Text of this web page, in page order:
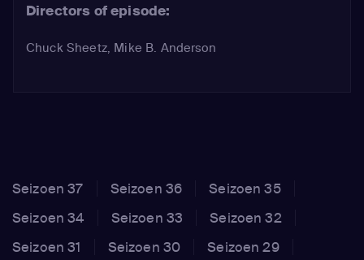
Directors of episode:
Chuck Sheetz, Mike B. Anderson
Seizoen 37 Seizoen 36
Seizoen 35
Seizoen 34
Seizoen 33
Seizoen 32
Seizoen 31
Seizoen 30
Seizoen 29